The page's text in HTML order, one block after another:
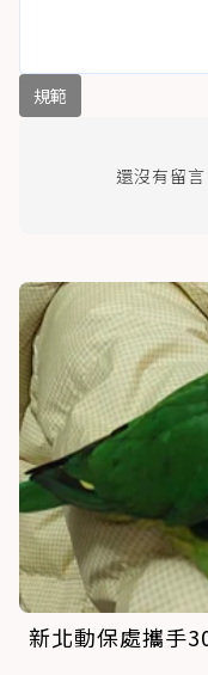
規範
還沒有留
新北動保處攜手